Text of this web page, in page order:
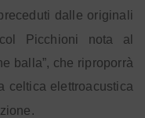
dalle originali
Picchioni nota al
balla”, che riproporrà
celtica elettroacustica